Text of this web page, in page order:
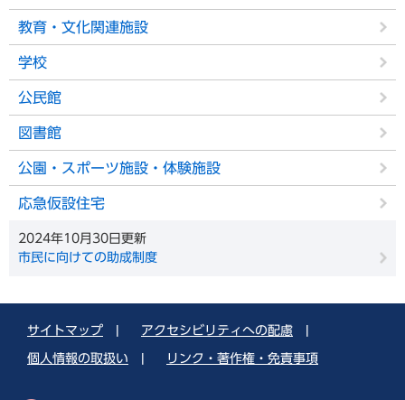
教育・文化関連施設
学校
公民館
図書館
公園・スポーツ施設・体験施設
応急仮設住宅
2024年10月30日更新
市民に向けての助成制度
サイトマップ アクセシビリティへの配慮
個人情報の取扱い リンク・著作権・免責事項